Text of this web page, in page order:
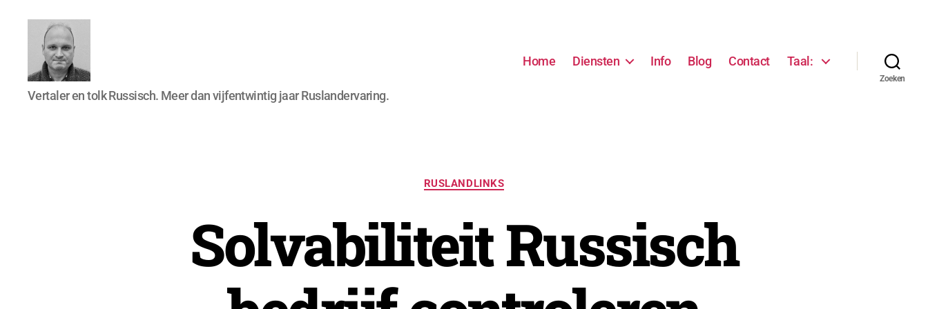
N.
Severyns
Vertaler en tolk Russisch. Meer dan vijfentwintig jaar Ruslandervaring.
Home Diensten Info Blog Contact Taal:
Zoeken
Categorieën
RUSLANDLINKS
Solvabiliteit Russisch
r